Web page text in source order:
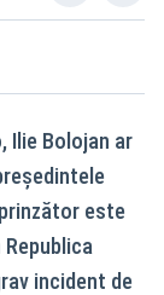
Ilie Bolojan ar
este
incident de